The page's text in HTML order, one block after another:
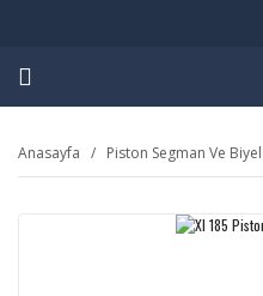
Anasayfa Piston Segman Ve